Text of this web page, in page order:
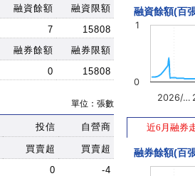
融資餘額
融資限額
7
15808
融券餘額
融券限額
0 15808
單位：張數
投信 自營商
買賣超
買賣超
0
-4
融資餘額(百
2026/…
0
1
近6月融券
融券餘額(百